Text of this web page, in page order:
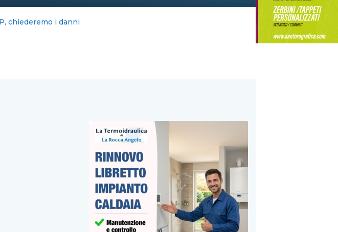
degli animali domestici